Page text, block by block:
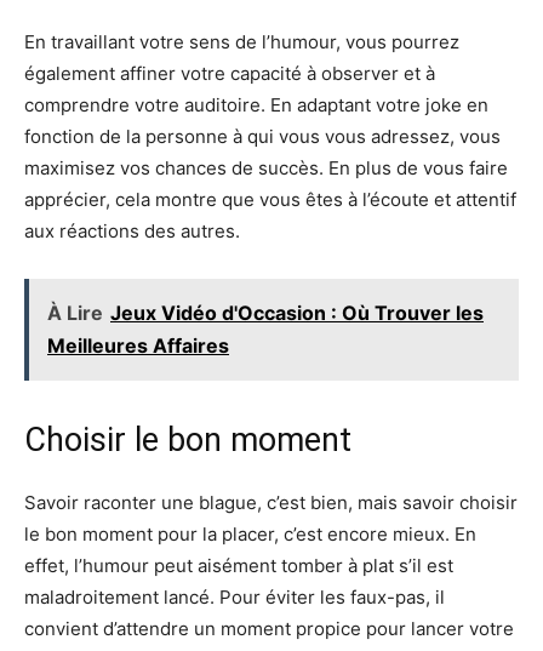
En travaillant votre sens de l’humour, vous pourrez
également affiner votre capacité à observer et à
comprendre votre auditoire. En adaptant votre joke en
fonction de la personne à qui vous vous adressez, vous
maximisez vos chances de succès. En plus de vous faire
apprécier, cela montre que vous êtes à l’écoute et attentif
aux réactions des autres.
À Lire Jeux Vidéo d'Occasion : Où Trouver les
Meilleures Affaires
Choisir le bon moment
Savoir raconter une blague, c’est bien, mais savoir choisir
le bon moment pour la placer, c’est encore mieux. En
effet, l’humour peut aisément tomber à plat s’il est
maladroitement lancé. Pour éviter les faux-pas, il
convient d’attendre un moment propice pour lancer votre